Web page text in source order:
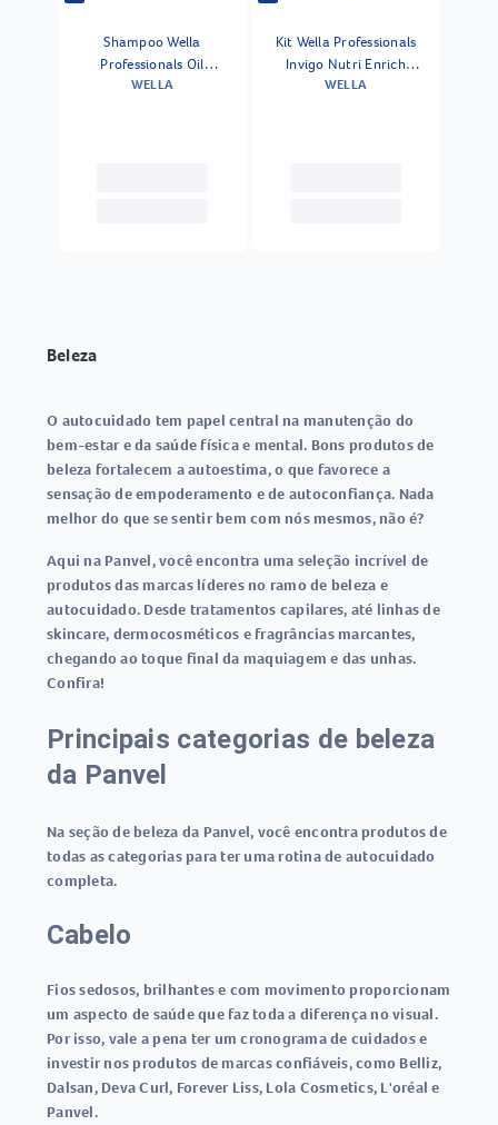
Shampoo Wella
Professionals Oil
Reflections 1000 Ml
WELLA
Kit Wella Professionals
Invigo Nutri Enrich
Shampoo 1000 Ml 2
WELLA
Beleza
O autocuidado tem papel central na manutenção do
bem-estar e da saúde física e mental. Bons produtos de
beleza fortalecem a autoestima, o que favorece a
sensação de empoderamento e de autoconfiança. Nada
melhor do que se sentir bem com nós mesmos, não é?
Aqui na Panvel, você encontra uma seleção incrível de
produtos das marcas líderes no ramo de beleza e
autocuidado. Desde tratamentos capilares, até linhas de
skincare, dermocosméticos e fragrâncias marcantes,
chegando ao toque final da maquiagem e das unhas.
Confira!
Principais categorias de beleza
da Panvel
Na seção de beleza da Panvel, você encontra produtos de
todas as categorias para ter uma rotina de autocuidado
completa.
Cabelo
Fios sedosos, brilhantes e com movimento proporcionam
um aspecto de saúde que faz toda a diferença no visual.
Por isso, vale a pena ter um cronograma de cuidados e
investir nos produtos de marcas confiáveis, como Belliz,
Dalsan, Deva Curl, Forever Liss, Lola Cosmetics, L'oréal e
Panvel.